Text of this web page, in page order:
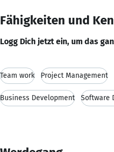
Fähigkeiten und
Logg Dich jetzt ein, um das
Team work Project Management
Business Development Software